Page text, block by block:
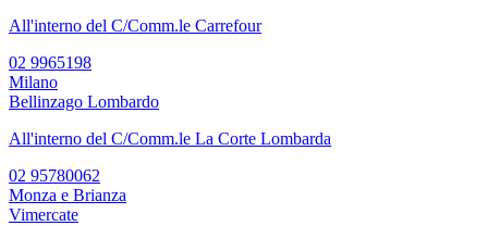
All'interno del C/Comm.le Carrefour
02 9965198
Milano
Bellinzago Lombardo
All'interno del C/Comm.le La Corte Lombarda
02 95780062
Monza e Brianza
Vimercate